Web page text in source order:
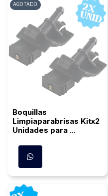
AGOTADO
Boquillas
Limpiaparabrisas Kitx2
Unidades para ...